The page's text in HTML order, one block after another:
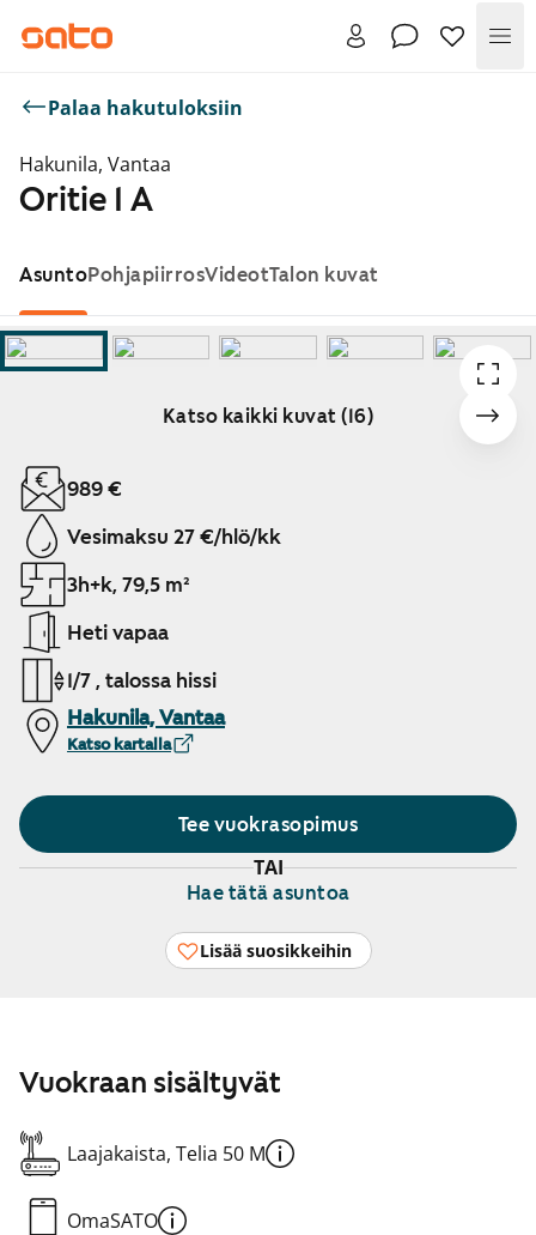
Palaa hakutuloksiin
Hakunila, Vantaa
Oritie 1 A
AsuntoPohjapiirrosVideotTalon kuvat
Katso kaikki kuvat (16)
Näytetään dia 1 / 16
989 €
Vesimaksu 27 €/hlö/kk
3h+k, 79,5 m²
Heti vapaa
1/7 , talossa hissi
Hakunila, Vantaa
Katso kartalla
Tee vuokrasopimus
TAI
Hae tätä asuntoa
Lisää suosikkeihin
Vuokraan sisältyvät
Laajakaista, Telia 50 M
OmaSATO